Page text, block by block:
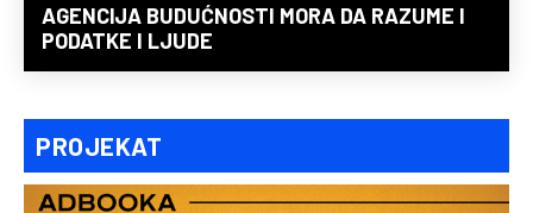
AGENCIJA BUDUĆNOSTI MORA DA RAZUME I
PODATKE I LJUDE
PROJEKAT